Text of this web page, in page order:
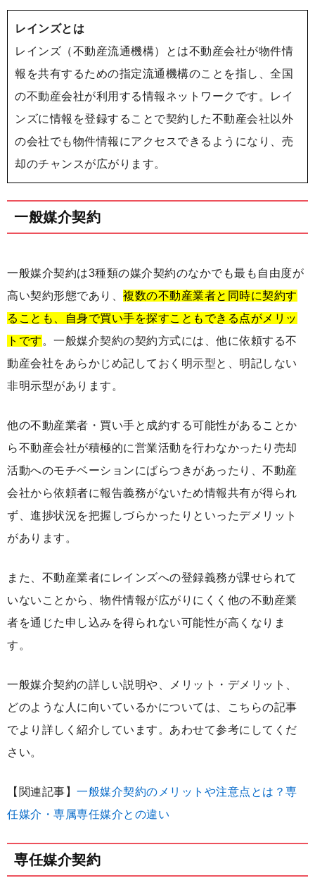
レインズとは
レインズ（不動産流通機構）とは不動産会社が物件情
報を共有するための指定流通機構のことを指し、全国
の不動産会社が利用する情報ネットワークです。レイ
ンズに情報を登録することで契約した不動産会社以外
の会社でも物件情報にアクセスできるようになり、売
却のチャンスが広がります。
一般媒介契約
一般媒介契約は3種類の媒介契約のなかでも最も自由度が
高い契約形態であり、 複数の不動産業者と同時に契約す
ることも、自身で買い手を探すこともできる点がメリッ
トです 。一般媒介契約の契約方式には、他に依頼する不
動産会社をあらかじめ記しておく明示型と、明記しない
非明示型があります。
他の不動産業者・買い手と成約する可能性があることか
ら不動産会社が積極的に営業活動を行わなかったり売却
活動へのモチベーションにばらつきがあったり、不動産
会社から依頼者に報告義務がないため情報共有が得られ
ず、進捗状況を把握しづらかったりといったデメリット
があります。
また、不動産業者にレインズへの登録義務が課せられて
いないことから、物件情報が広がりにくく他の不動産業
者を通じた申し込みを得られない可能性が高くなりま
す。
一般媒介契約の詳しい説明や、メリット・デメリット、
どのような人に向いているかについては、こちらの記事
でより詳しく紹介しています。あわせて参考にしてくだ
さい。
【関連記事】 一般媒介契約のメリットや注意点とは？専
任媒介・専属専任媒介との違い
専任媒介契約